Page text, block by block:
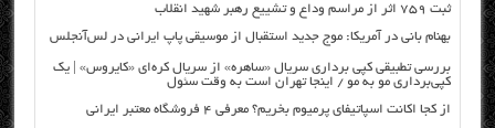
ثبت ۷۵۹ اثر از مراسم وداع و تشییع رهبر شهید انقلاب
بهنام بانی در آمریکا: موج جدید استقبال از موسیقی پاپ ایرانی در لس‌آنجلس
بررسی تطبیقی کپی برداری سریال «ساهره» از سریال کره‌ای «کایروس» | یک
کپی‌برداری مو به مو / اینجا تهران است به وقت سئول
از کجا اکانت اسپاتیفای پرمیوم بخریم؟ معرفی ۴ فروشگاه معتبر ایرانی